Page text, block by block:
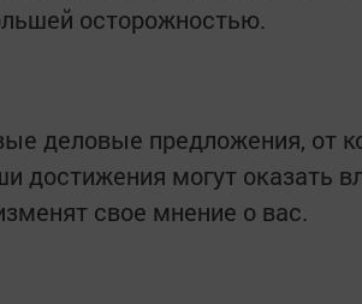
осторожностью.
деловые предложения, от
достижения могут оказать
свое мнение о вас.